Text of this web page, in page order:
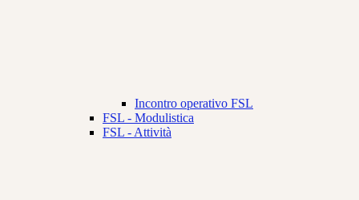
Incontro operativo FSL
FSL - Modulistica
FSL - Attività